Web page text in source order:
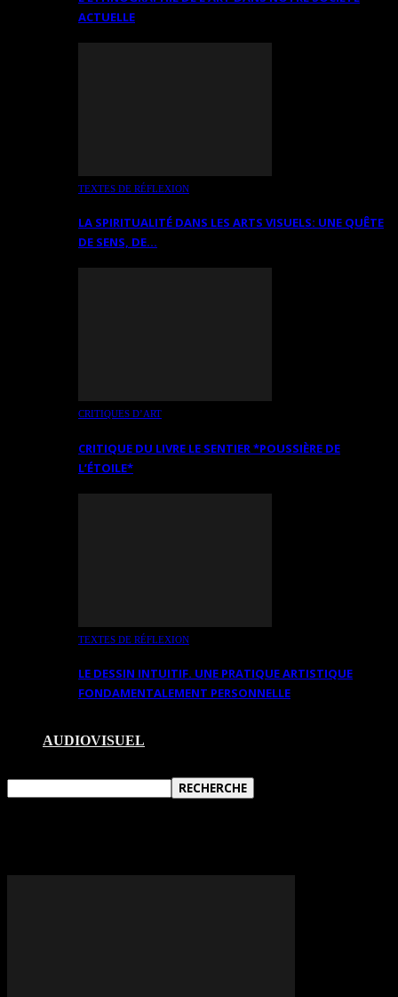
ACTUELLE
TEXTES DE RÉFLEXION
LA SPIRITUALITÉ DANS LES ARTS VISUELS: UNE QUÊTE
DE SENS, DE…
CRITIQUES D’ART
CRITIQUE DU LIVRE LE SENTIER *POUSSIÈRE DE
L’ÉTOILE*
TEXTES DE RÉFLEXION
LE DESSIN INTUITIF. UNE PRATIQUE ARTISTIQUE
FONDAMENTALEMENT PERSONNELLE
AUDIOVISUEL